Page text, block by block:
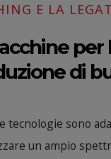
E LA
per
di
tecnologie sono
un ampio